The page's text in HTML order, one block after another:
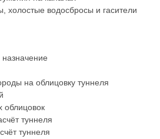
холостые водосбросы и гасители
на облицовку туннеля
облицовок
туннеля
туннеля